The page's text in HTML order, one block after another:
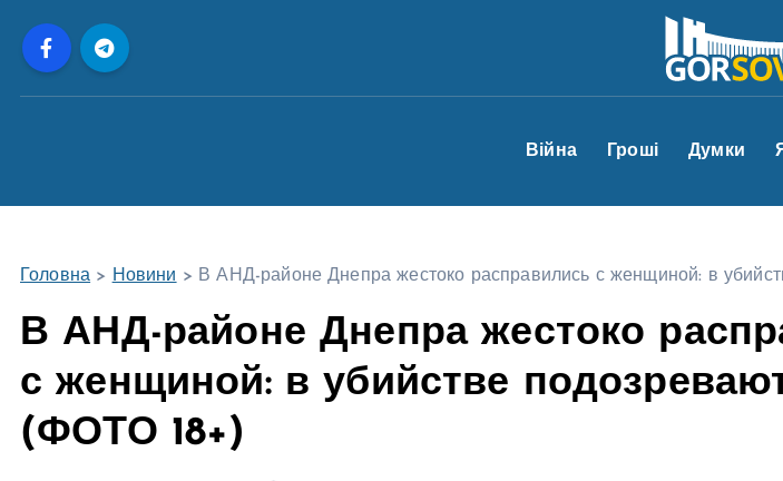
Війна Гроші Думки
Головна > Новини > В АНД-районе Днепра жестоко расправились с женщиной: в
В АНД-районе Днепра жестоко
с женщиной: в убийстве
(ФОТО 18+)